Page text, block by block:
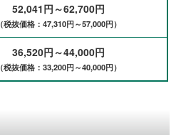
52,041円～62,700円
（税抜価格：47,310円～57,000円）
36,520円～44,000円
（税抜価格：33,200円～40,000円）